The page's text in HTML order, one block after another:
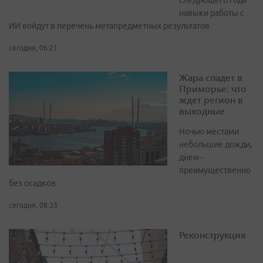
навыки работы с
ИИ войдут в перечень метапредметных результатов
сегодня, 06:21
Жара спадет в
Приморье: что
ждет регион в
выходные
Ночью местами
небольшие дожди,
днем -
преимущественно
без осадков
сегодня, 08:33
Реконструкция